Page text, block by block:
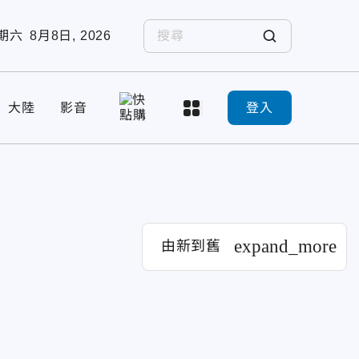
六 8月8日, 2026
大陸 影音 登入
由新到舊 expand_more